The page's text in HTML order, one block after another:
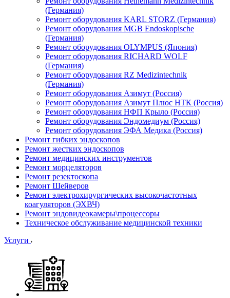
(Германия)
Ремонт оборудования KARL STORZ (Германия)
Ремонт оборудования MGB Endoskopische
(Германия)
Ремонт оборудования OLYMPUS (Япония)
Ремонт оборудования RICHARD WOLF
(Германия)
Ремонт оборудования RZ Medizintechnik
(Германия)
Ремонт оборудования Азимут (Россия)
Ремонт оборудования Азимут Плюс НТК (Россия)
Ремонт оборудования НФП Крыло (Россия)
Ремонт оборудования Эндомедиум (Россия)
Ремонт оборудования ЭФА Медика (Россия)
Ремонт гибких эндоскопов
Ремонт жестких эндоскопов
Ремонт медицинских инструментов
Ремонт морцеляторов
Ремонт резектоскопа
Ремонт Шейверов
Ремонт электрохирургических высокочастотных
коагуляторов (ЭХВЧ)
Ремонт эндовидеокамеры\процессоры
Техническое обслуживание медицинской техники
Услуги